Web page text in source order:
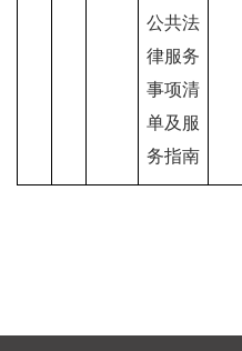
公共法
律服务
事项清
单及服
务指南